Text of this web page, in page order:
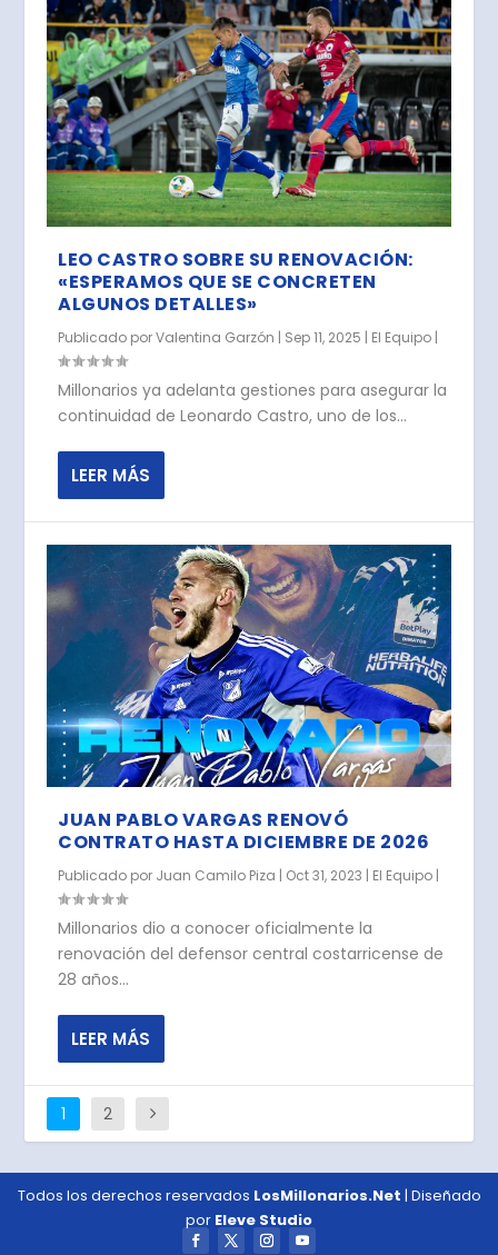
LEO CASTRO SOBRE SU RENOVACIÓN:
«ESPERAMOS QUE SE CONCRETEN
ALGUNOS DETALLES»
Publicado porValentina Garzón | Sep 11, 2025 | El Equipo |
Millonarios ya adelanta gestiones para asegurar la
continuidad de Leonardo Castro, uno de los...
LEER MÁS
JUAN PABLO VARGAS RENOVÓ
CONTRATO HASTA DICIEMBRE DE 2026
Publicado por Juan Camilo Piza | Oct 31, 2023 | El Equipo |
Millonarios dio a conocer oficialmente la
renovación del defensor central costarricense de
28 años...
LEER MÁS
1 2
Todos los derechos reservados LosMillonarios.Net | Diseñado
por Eleve Studio